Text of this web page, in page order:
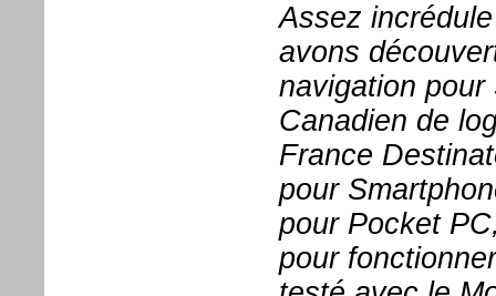
Assez
avons
navigation pour
Canadien de
France
pour
pour Pocket
pour